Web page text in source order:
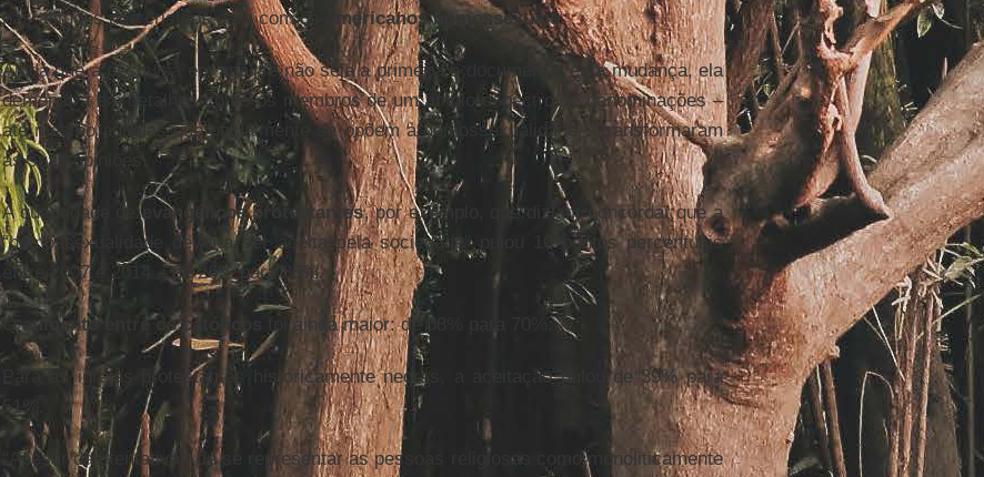
nas atitudes dos cristãos para com os
americanos homossexuais.
Ainda que a pesquisa em análise não seja a primeira a documentar esta mudança, ela
demonstra em detalhes como os membros de um amplo espectro de denominações –
até mesmo aquelas que oficialmente se opõem à homossexualidade – transformaram
as suas opiniões.
A quantidade de evangélicos protestantes, por exemplo, que diziam concordar que a
“homossexualidade deveria ser aceita pela sociedade” pulou 10 pontos percentuais
entre 2007 e 2014 – de 26% para 36%.
Oaumento entre os católicos foi ainda maior: de 58% para 70%.
Para as igrejas protestantes historicamente negras, a aceitação pulou de 39% para
51%.
“Apesar das tentativas de se representar as pessoas religiosas como monoliticamente